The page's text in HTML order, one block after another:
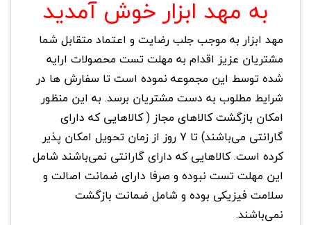
به مهد ابزار خوش آمدید
مهد ابزار به موجب جلب رضایت و اعتماد متقابل شما
مشتریان عزیز اقدام به مهلت تست محصولات ارایه
شده توسط این مجموعه نموده است تا سفارش ها در
شرایط مطلوب به دست مشتریان برسد. به این منظور
امکان بازگشت کالاهای مجاز ( کالاهایی که دارای
گارانتی می‌باشند) تا 7 روز از زمان تحویل امکان پذیر
کرده است. کالاهایی که دارای گارانتی نمی‌باشند شامل
این مهلت تست نبوده و صرفا دارای ضمانت اصالت و
سلامت فیزیکی بوده و شامل ضمانت بازگشت
نمی‌باشند.